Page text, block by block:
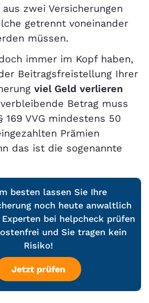
zwei Versicherungen
getrennt voneinander
müssen.
immer im Kopf haben,
Beitragsfreistellung Ihrer
viel Geld verlieren
Betrag muss
169 VVG mindestens 50
Prämien
das ist die sogenannte
besten lassen Sie Ihre
noch heute anwaltlich
Experten bei helpcheck prüfen
und Sie tragen kein
Risiko!
Jetzt prüfen